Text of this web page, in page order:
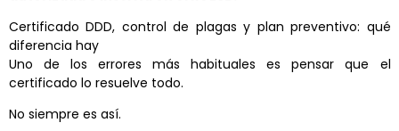
Certificado DDD, control de plagas y plan preventivo: qué
diferencia hay
Uno de los errores más habituales es pensar que el
certificado lo resuelve todo.
No siempre es así.